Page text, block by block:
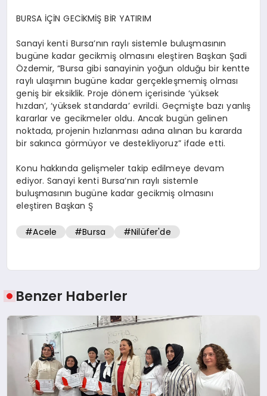
BURSA İÇİN GECİKMİŞ BİR YATIRIM
Sanayi kenti Bursa’nın raylı sistemle buluşmasının
bugüne kadar gecikmiş olmasını eleştiren Başkan Şadi
Özdemir, “Bursa gibi sanayinin yoğun olduğu bir kentte
raylı ulaşımın bugüne kadar gerçekleşmemiş olması
geniş bir eksiklik. Proje dönem içerisinde ‘yüksek
hızdan’, ‘yüksek standarda’ evrildi. Geçmişte bazı yanlış
kararlar ve gecikmeler oldu. Ancak bugün gelinen
noktada, projenin hızlanması adına alınan bu kararda
bir sakınca görmüyor ve destekliyoruz” ifade etti.
Konu hakkında gelişmeler takip edilmeye devam
ediyor. Sanayi kenti Bursa’nın raylı sistemle
buluşmasının bugüne kadar gecikmiş olmasını
eleştiren Başkan Ş
#Acele #Bursa #Nilüfer'de
Benzer Haberler